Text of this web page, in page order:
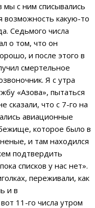
с ним списывались
возможность какую-то
Седьмого числа
о том, что он
и после этого в
смертельное
Я с утра
«Азова», пытаться
сказали, что с 7-го на
авиационные
которое было в
и там находился
подтвердить
списков у нас нет».
переживали, как
и в
11-го числа утром